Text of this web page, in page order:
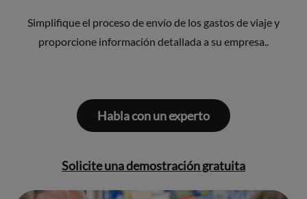
Simplifique el proceso de envío de los gastos de viaje y
proporcione información detallada a su empresa..
Habla con un experto
Solicite una demostración gratuita